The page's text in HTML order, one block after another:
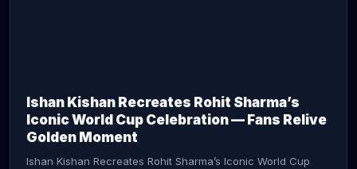
Ishan Kishan Recreates Rohit Sharma’s
Iconic World Cup Celebration — Fans Relive
Golden Moment
Ishan Kishan Recreates Rohit Sharma’s Iconic World Cup